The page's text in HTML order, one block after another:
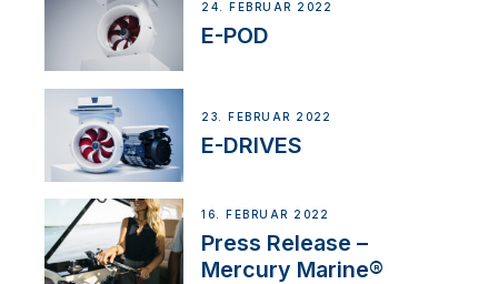
24. FEBRUAR 2022
E-POD
23. FEBRUAR 2022
E-DRIVES
16. FEBRUAR 2022
Press Release –
Mercury Marine®